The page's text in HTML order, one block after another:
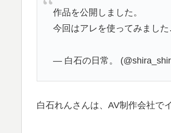
作品を公開しました。
今回はアレを使ってみまし
— 白石の日常。
白石れんさんは、AV制作会社で